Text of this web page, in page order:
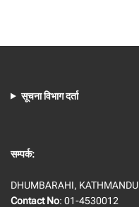
सूचना विभाग दर्ता
सम्पर्क:
DHUMBARAHI, KATHMANDU
Contact No: 01-4530012